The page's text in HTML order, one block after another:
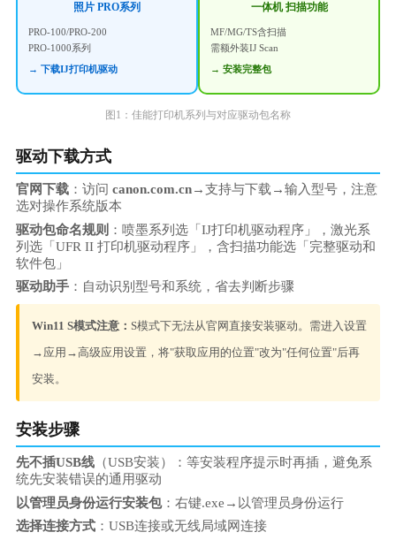
照片 PRO系列
PRO-100/PRO-200
PRO-1000系列
→ 下载IJ打印机驱动
一体机 扫描功能
MF/MG/TS含扫描
需额外装IJ Scan
→ 安装完整包
图1：佳能打印机系列与对应驱动包名称
驱动下载方式
官网下载：访问 canon.com.cn→支持与下载→输入型号，注意
选对操作系统版本
驱动包命名规则 ：喷墨系列选「IJ打印机驱动程序」，激光系
列选「UFR II 打印机驱动程序」，含扫描功能选「完整驱动和
软件包」
驱动助手：自动识别型号和系统，省去判断步骤
Win11 S模式注意： S模式下无法从官网直接安装驱动。需进入设置
→应用→高级应用设置，将"获取应用的位置"改为"任何位置"后再
安装。
安装步骤
先不插USB线（USB安装）：等安装程序提示时再插，避免系
统先安装错误的通用驱动
以管理员身份运行安装包：右键.exe→以管理员身份运行
选择连接方式：USB连接或无线局域网连接